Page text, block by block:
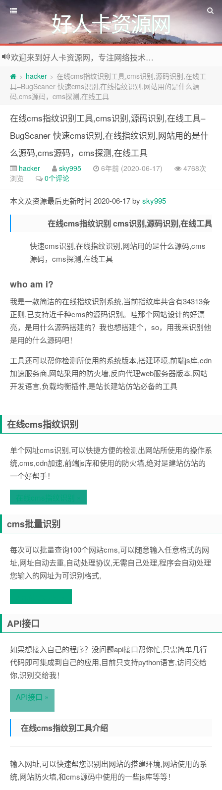
好人卡资源网
欢迎来到好人卡资源网，专注网络技术资源收集，我们不仅是网络资源的搬运工，也生产原创资源。寻找资源请留言或关注公众号:烈日下的男人
> hacker > 在线cms指纹识别工具,cms识别,源码识别,在线工
具–BugScaner 快速cms识别,在线指纹识别,网站用的是什么源
码,cms源码，cms探测,在线工具
在线cms指纹识别工具,cms识别,源码识别,在线工具–
BugScaner 快速cms识别,在线指纹识别,网站用的是什
么源码,cms源码，cms探测,在线工具
hacker sky995 6年前 (2020-06-17)
4768次
浏览
0个评论
本文及资源最后更新时间 2020-06-17 by sky995
在线cms指纹识别 cms识别,源码识别,在线工具
快速cms识别,在线指纹识别,网站用的是什么源码,cms
源码，cms探测,在线工具
who am i?
我是一款简洁的在线指纹识别系统,当前指纹库共含有34313条
正则,已支持近千种cms的源码识别。哇那个网站设计的好漂
亮，是用什么源码搭建的？我也想搭建个，so，用我来识别他
是用的什么源码吧！
工具还可以帮你检测所使用的系统版本,搭建环境,前端js库,cdn
加速服务商,网站采用的防火墙,反向代理web服务器版本,网站
开发语言,负载均衡插件,是站长建站仿站必备的工具
在线cms指纹识别
单个网址cms识别,可以快捷方便的检测出网站所使用的操作系
统,cms,cdn加速,前端js库和使用的防火墙,绝对是建站仿站的
一个好帮手！
cms批量识别
每次可以批量查询100个网站cms,可以随意输入任意格式的网
址,网址自动去重,自动处理协议,无需自己处理,程序会自动处理
您输入的网址为可识别格式,
API接口
如果想接入自己的程序？没问题api接口帮你忙,只需简单几行
代码即可集成到自己的应用,目前只支持python语言,访问交给
你,识别交给我！
API接口 »
在线cms指纹别工具介绍
输入网址,可以快速帮您识别出网站的搭建环境,网站使用的系
统,网站防火墙,和cms源码中使用的一些js库等等！